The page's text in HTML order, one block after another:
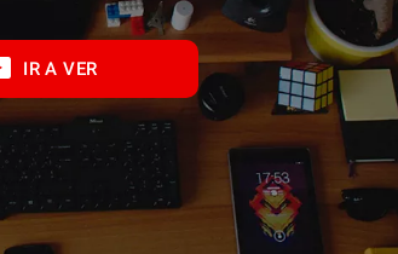
IR A VER